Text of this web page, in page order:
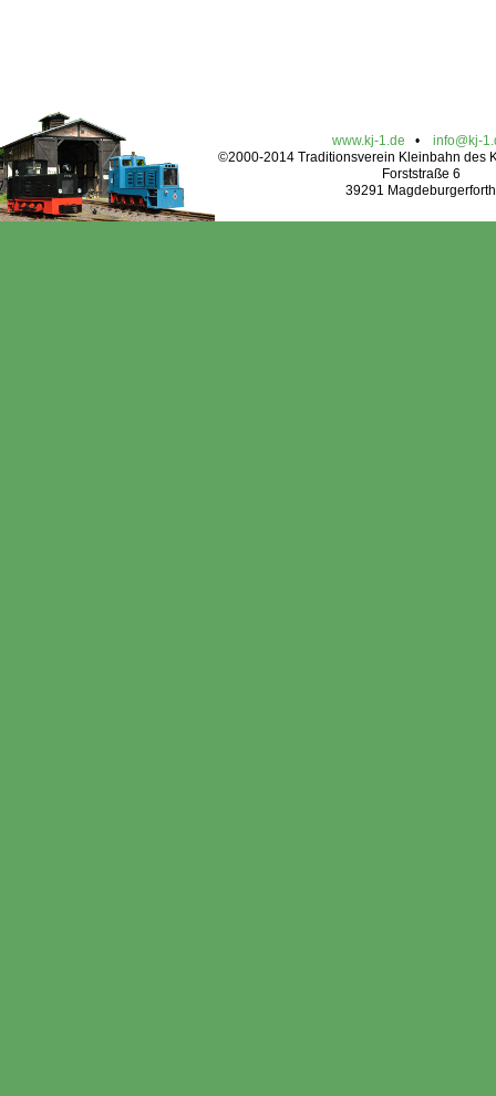
www.kj-1.de • info@kj-
©2000-2014 Traditionsverein Kleinbahn des
Forststraße 6
39291 Magdeburgerforth